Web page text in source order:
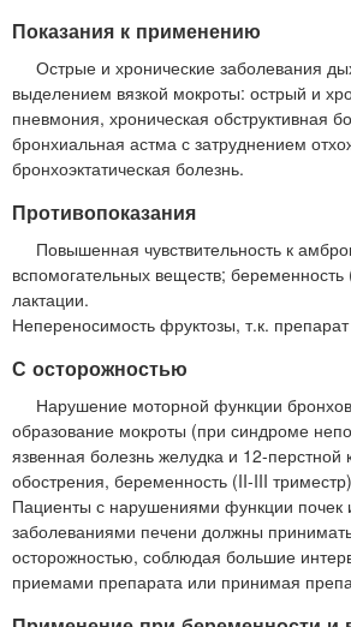
Показания к применению
Острые и хронические заболевания
выделением вязкой мокроты: острый и
пневмония, хроническая обструктивная
бронхиальная астма с затруднением
бронхоэктатическая болезнь.
Противопоказания
Повышенная чувствительность к
вспомогательных веществ;
лактации.
Непереносимость фруктозы, т.к.
С осторожностью
Нарушение моторной функции
образование мокроты (при синдроме
язвенная болезнь желудка и 12-перстной
обострения, беременность (II-III
Пациенты с нарушениями функции почек
заболеваниями печени должны
осторожностью, соблюдая большие
приемами препарата или принимая